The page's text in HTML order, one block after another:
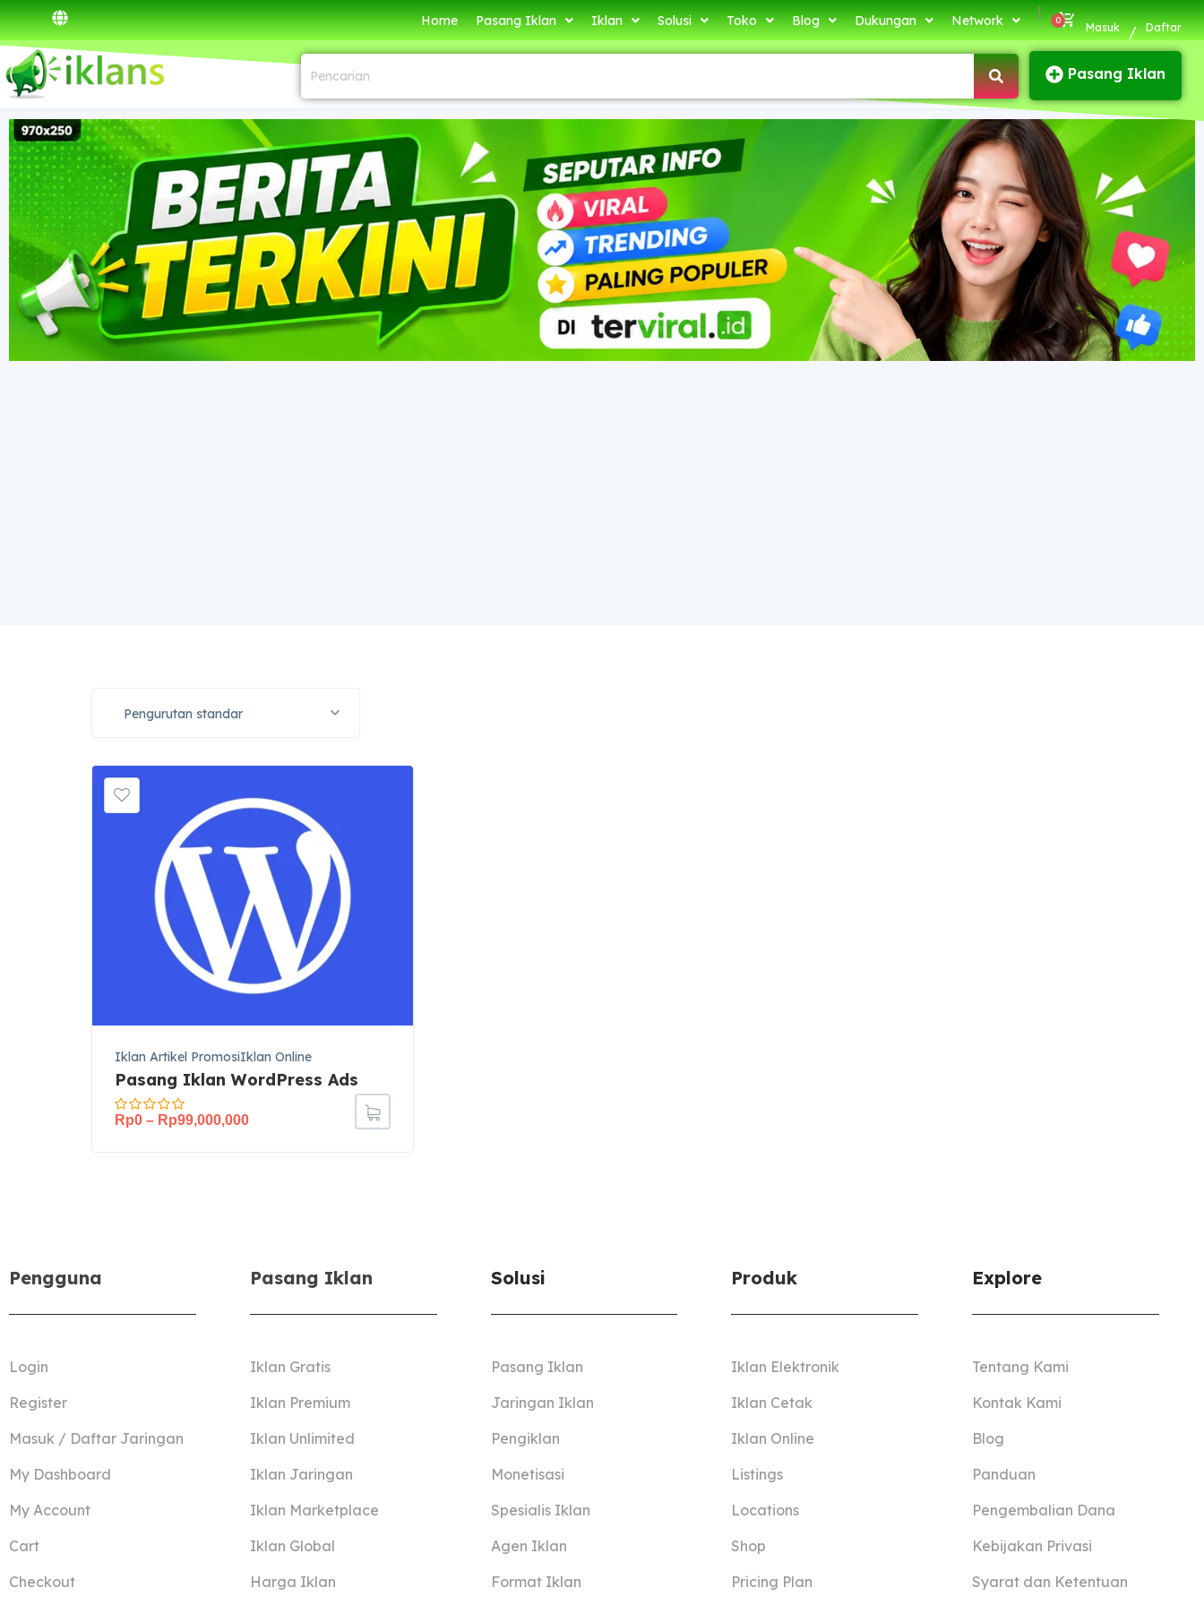
Home Pasang Iklan Iklan Solusi Toko Blog Dukungan Network
|
Masuk / Daftar
Pasang Iklan
Pengurutan standar
Iklan Artikel PromosiIklan Online
Pasang Iklan WordPress Ads
Rp0 – Rp99,000,000
Pengguna
Login
Register
Masuk / Daftar Jaringan
My Dashboard
My Account
Cart
Checkout
Pasang Iklan
Iklan Gratis
Iklan Premium
Iklan Unlimited
Iklan Jaringan
Iklan Marketplace
Iklan Global
Harga Iklan
Solusi
Pasang Iklan
Jaringan Iklan
Pengiklan
Monetisasi
Spesialis Iklan
Agen Iklan
Format Iklan
Produk
Iklan Elektronik
Iklan Cetak
Iklan Online
Listings
Locations
Shop
Pricing Plan
Explore
Tentang Kami
Kontak Kami
Blog
Panduan
Pengembalian Dana
Kebijakan Privasi
Syarat dan Ketentuan